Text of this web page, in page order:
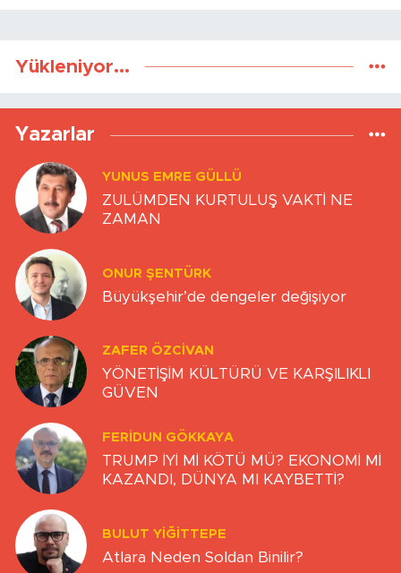
Yükleniyor...
Yazarlar
YUNUS EMRE GÜLLÜ
ZULÜMDEN KURTULUŞ VAKTİ NE
ZAMAN
ONUR ŞENTÜRK
Büyükşehir’de dengeler değişiyor
ZAFER ÖZCIVAN
YÖNETİŞİM KÜLTÜRÜ VE KARŞILIKLI
GÜVEN
FERIDUN GÖKKAYA
TRUMP İYİ Mİ KÖTÜ MÜ? EKONOMİ Mİ
KAZANDI, DÜNYA MI KAYBETTİ?
BULUT YİĞİTTEPE
Atlara Neden Soldan Binilir?